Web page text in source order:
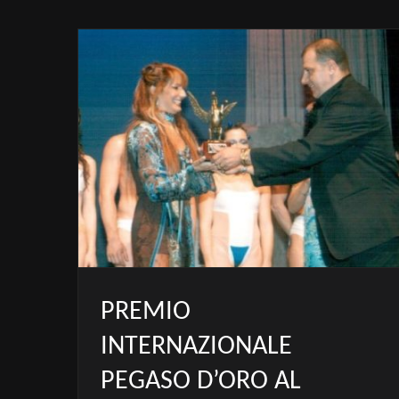
PREMIO
INTERNAZIONALE
PEGASO D’ORO AL